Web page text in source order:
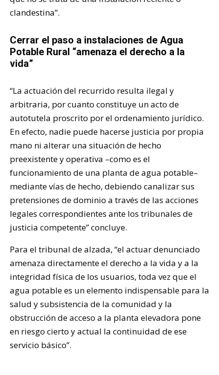
clandestina”.
Cerrar el paso a instalaciones de Agua
Potable Rural “amenaza el derecho a la
vida”
“La actuación del recurrido resulta ilegal y
arbitraria, por cuanto constituye un acto de
autotutela proscrito por el ordenamiento jurídico.
En efecto, nadie puede hacerse justicia por propia
mano ni alterar una situación de hecho
preexistente y operativa –como es el
funcionamiento de una planta de agua potable–
mediante vías de hecho, debiendo canalizar sus
pretensiones de dominio a través de las acciones
legales correspondientes ante los tribunales de
justicia competente” concluye.
Para el tribunal de alzada, “el actuar denunciado
amenaza directamente el derecho a la vida y a la
integridad física de los usuarios, toda vez que el
agua potable es un elemento indispensable para la
salud y subsistencia de la comunidad y la
obstrucción de acceso a la planta elevadora pone
en riesgo cierto y actual la continuidad de ese
servicio básico”.